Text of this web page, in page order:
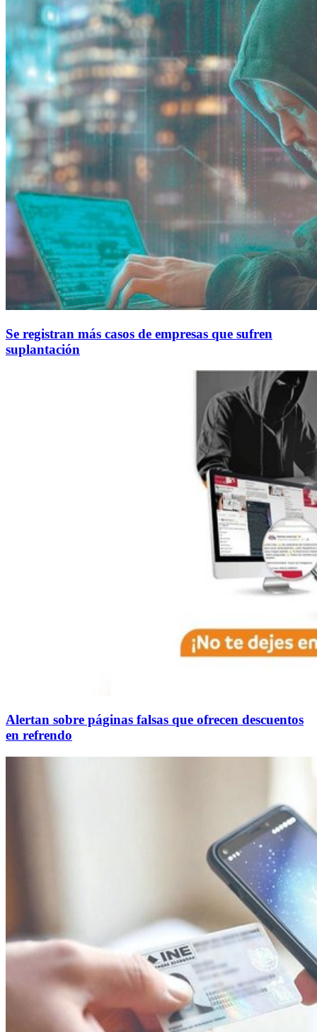
Se registran más casos de empresas que sufren
suplantación
Alertan sobre páginas falsas que ofrecen descuentos
en refrendo